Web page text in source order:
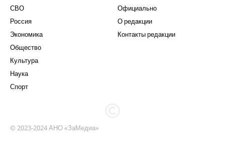
СВО
Россия
Экономика
Общество
Культура
Наука
Спорт
Официально
О редакции
Контакты редакции
© 2023-2024 АНО «ЗаМедиа»